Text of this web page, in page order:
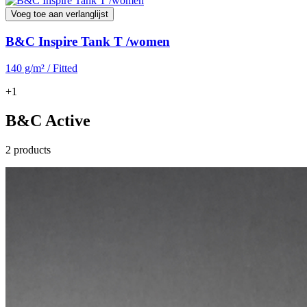
Voeg toe aan verlanglijst
B&C Inspire Tank T /women
140 g/m² / Fitted
+1
B&C Active
2 products